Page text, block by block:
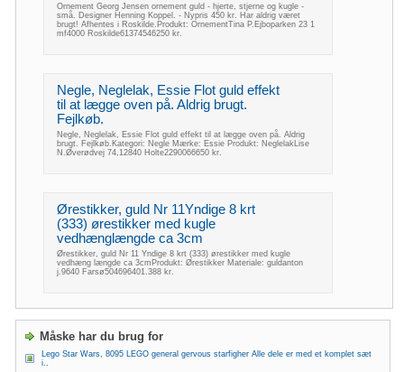
Ornement Georg Jensen ornement guld - hjerte, stjerne og kugle -
små. Designer Henning Koppel. - Nypris 450 kr. Har aldrig været
brugt! Afhentes i Roskilde.Produkt: OrnementTina P.Ejboparken 23 1
mf4000 Roskilde61374546250 kr.
Negle, Neglelak, Essie Flot guld effekt
til at lægge oven på. Aldrig brugt.
Fejlkøb.
Negle, Neglelak, Essie Flot guld effekt til at lægge oven på. Aldrig
brugt. Fejlkøb.Kategori: Negle Mærke: Essie Produkt: NeglelakLise
N.Øverødvej 74,12840 Holte2290066650 kr.
Ørestikker, guld Nr 11Yndige 8 krt
(333) ørestikker med kugle
vedhænglængde ca 3cm
Ørestikker, guld Nr 11 Yndige 8 krt (333) ørestikker med kugle
vedhæng længde ca 3cmProdukt: Ørestikker Materiale: guldanton
j.9640 Farsø504696401.388 kr.
Måske har du brug for
Lego Star Wars, 8095 LEGO general gervous starfigher Alle dele er med et komplet sæt
i..